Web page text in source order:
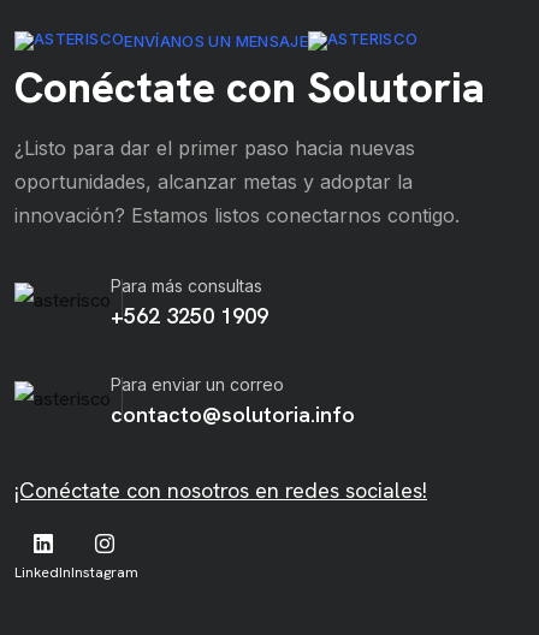
ENVÍANOS UN MENSAJE
Conéctate con Solutoria
¿Listo para dar el primer paso hacia nuevas
oportunidades, alcanzar metas y adoptar la
innovación? Estamos listos conectarnos contigo.
Para más consultas
+562 3250 1909
Para enviar un correo
contacto@solutoria.info
¡Conéctate con nosotros en redes sociales!
LinkedInInstagram